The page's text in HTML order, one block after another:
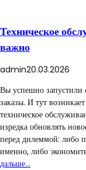
Техническое
важно
admin20.03.2026
Вы успешно запустили
заказы. И тут
техническое
изредка обновлять
перед дилеммой: либо
именно, либо
дальше…